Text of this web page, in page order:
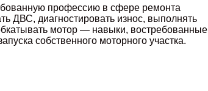
профессию в сфере ремонта
ДВС, диагностировать износ, выполнять
мотор — навыки, востребованные
собственного моторного участка.